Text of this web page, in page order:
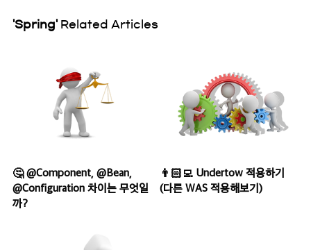
'Spring' Related Articles
🤔 @Component, @Bean,
@Configuration 차이는 무엇일
까?
👨🏻‍💻 Undertow 적용하기
(다른 WAS 적용해보기)